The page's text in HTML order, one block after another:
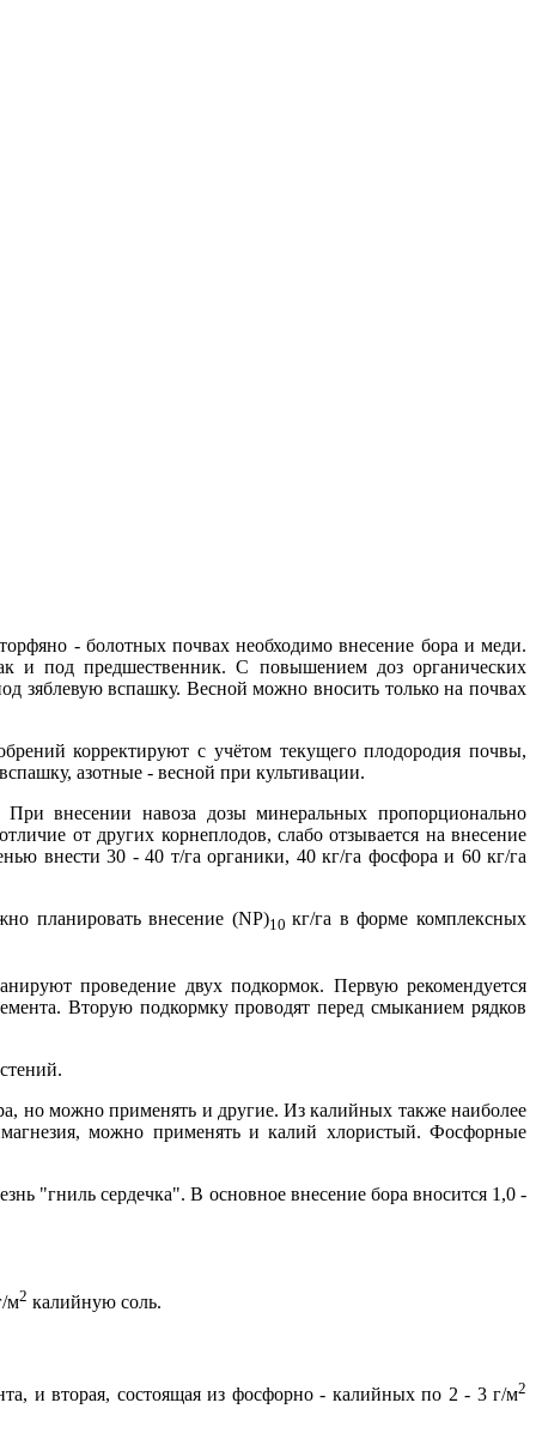
- болотных почвах необходимо внесение бора и меди.
и под предшественник. С повышением доз органических
зяблевую вспашку. Весной можно вносить только на почвах
корректируют с учётом текущего плодородия почвы,
азотные - весной при культивации.
внесении навоза дозы минеральных пропорционально
от других корнеплодов, слабо отзывается на внесение
внести 30 - 40 т/га органики, 40 кг/га фосфора и 60 кг/га
планировать внесение (NP)10кг/га в форме комплексных
проведение двух подкормок. Первую рекомендуется
Вторую подкормку проводят перед смыканием рядков
но можно применять и другие. Из калийных также наиболее
можно применять и калий хлористый. Фосфорные
"гниль сердечка". В основное внесение бора вносится 1,0 -
м2 калийную соль.
и вторая, состоящая из фосфорно - калийных по 2 - 3 г/м2